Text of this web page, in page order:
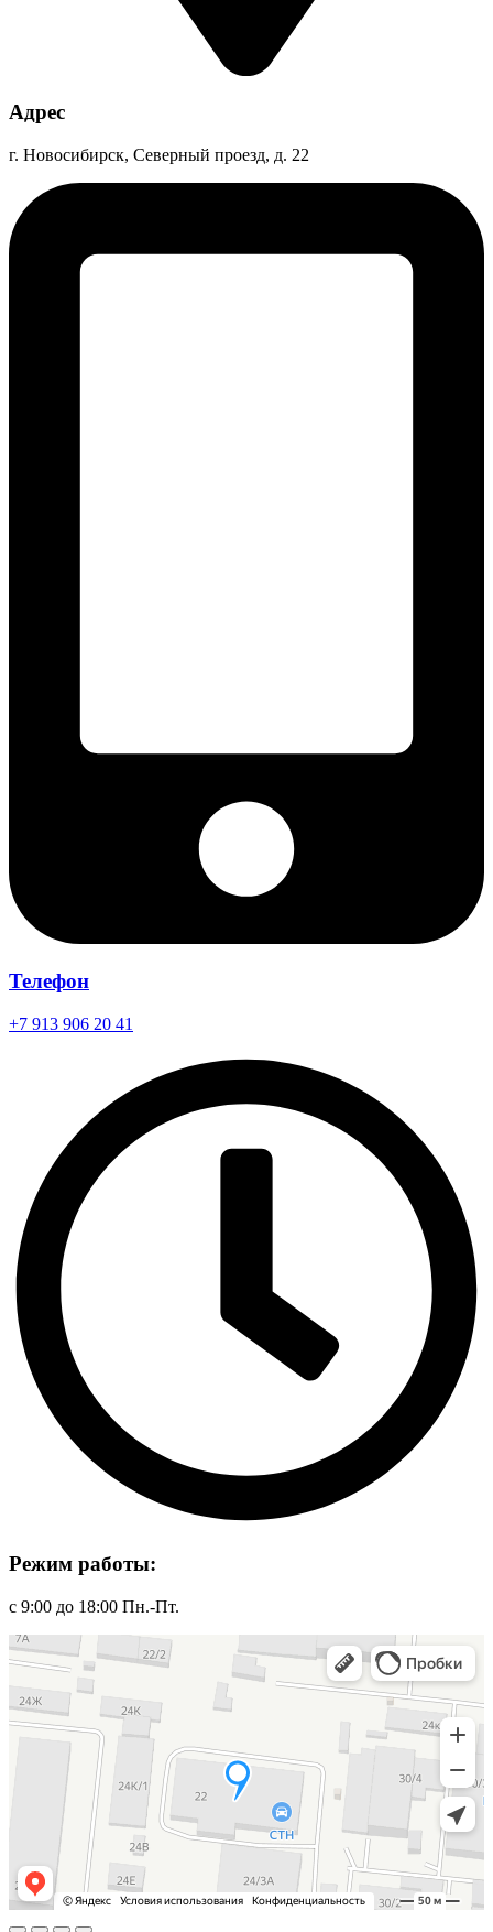
Адрес
г. Новосибирск, Северный проезд, д. 22
Телефон
+7 913 906 20 41
Режим работы:
с 9:00 до 18:00 Пн.-Пт.